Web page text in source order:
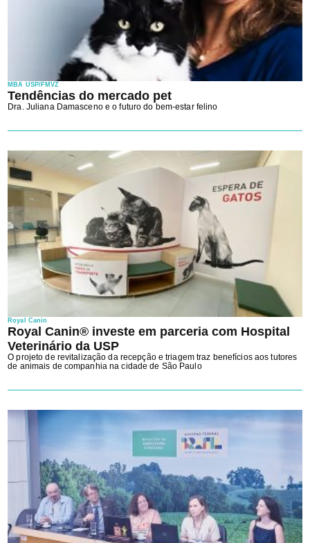
MBA USP/FMVZ
Tendências do mercado pet
Dra. Juliana Damasceno e o futuro do bem-estar felino
Royal Canin
Royal Canin® investe em parceria com Hospital
Veterinário da USP
O projeto de revitalização da recepção e triagem traz benefícios aos tutores
de animais de companhia na cidade de São Paulo